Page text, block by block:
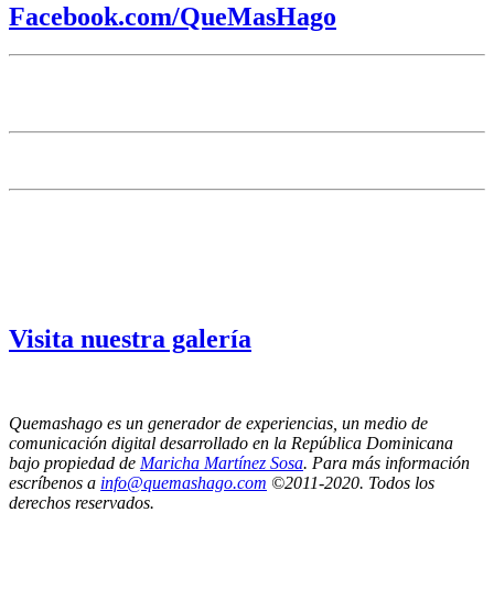
Facebook.com/QueMasHago
Visita nuestra galería
Quemashago es un generador de experiencias, un medio de
comunicación digital desarrollado en la República Dominicana
bajo propiedad de Maricha Martínez Sosa. Para más información
escríbenos a info@quemashago.com ©2011-2020. Todos los
derechos reservados.